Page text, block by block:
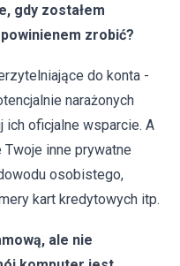
gdy zostałem
zrobić?
do konta -
narażonych
ich oficjalne wsparcie. A
Twoje inne prywatne
osobistego,
kart kredytowych itp.
ale nie